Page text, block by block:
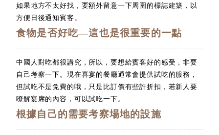
如果地方不太好找，要額外留意一下周圍的標誌建築，以
方便日後通知賓客。
食物是否好吃—這也是很重要的一點
中國人對吃都很講究，所以，要想給賓客好的感受，非要
自己考察一下。現在喜宴的餐廳通常會提供試吃的服務，
但試吃不是免費的哦，只是比訂價有些許折扣，若新人要
瞭解宴席的內容，可以試吃一下。
根據自己的需要考察場地的設施